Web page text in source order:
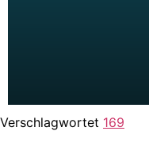
Verschlagwortet 169